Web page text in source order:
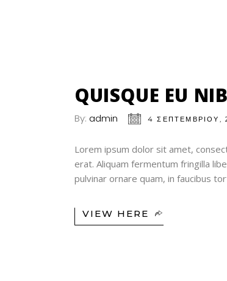
QUISQUE EU
By: admin 4 ΣΕΠΤΕΜΒΡΊΟΥ,
Lorem ipsum dolor sit amet,
erat. Aliquam fermentum fringilla
pulvinar ornare quam, in faucibus
VIEW HERE